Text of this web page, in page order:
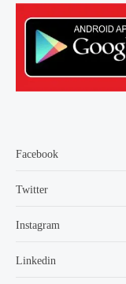
Facebook
Twitter
Instagram
Linkedin